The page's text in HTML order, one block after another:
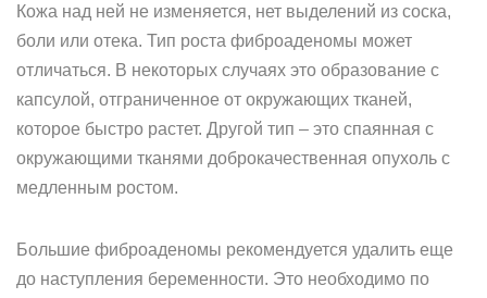
Кожа над ней не изменяется, нет выделений из соска,
боли или отека. Тип роста фиброаденомы может
отличаться. В некоторых случаях это образование с
капсулой, отграниченное от окружающих тканей,
которое быстро растет. Другой тип – это спаянная с
окружающими тканями доброкачественная опухоль с
медленным ростом.
Большие фиброаденомы рекомендуется удалить еще
до наступления беременности. Это необходимо по